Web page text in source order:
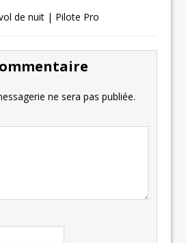
de nuit | Pilote Pro
ne sera pas publiée.